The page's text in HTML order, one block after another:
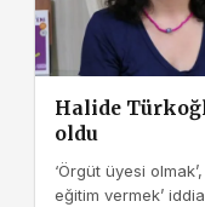
Halide
oldu
‘Örgüt üyesi
eğitim vermek’